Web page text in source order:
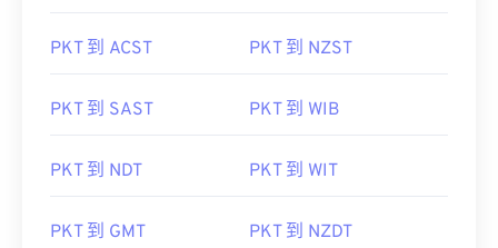
PKT 到 ACST PKT 到 NZST
PKT 到 SAST PKT 到 WIB
PKT 到 NDT PKT 到 WIT
PKT 到 GMT PKT 到 NZDT